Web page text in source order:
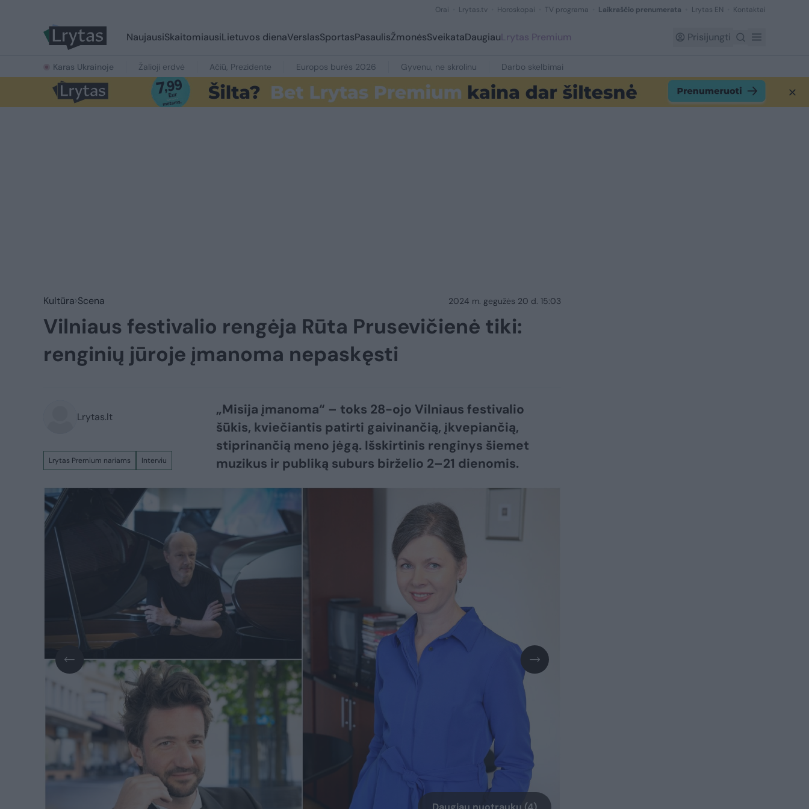
Orai Lrytas.tv Horoskopai TV programa Laikraščio prenumerata Lrytas EN Kontaktai
NaujausiSkaitomiausiLietuvos dienaVerslasSportasPasaulisŽmonėsSveikataDaugiauLrytas Premium Prisijungti
Karas Ukrainoje Žalioji erdvė Ačiū, Prezidente Europos burės 2026 Gyvenu, ne skrolinu Darbo skelbimai
Kultūra Scena 2024 m. gegužės 20 d. 15:03
Vilniaus festivalio rengėja Rūta Prusevičienė tiki:
renginių jūroje įmanoma nepaskęsti
Lrytas.lt
Lrytas Premium nariams Interviu
„Misija įmanoma“ – toks 28-ojo Vilniaus festivalio
šūkis, kviečiantis patirti gaivinančią, įkvepiančią,
stiprinančią meno jėgą. Išskirtinis renginys šiemet
muzikus ir publiką suburs birželio 2–21 dienomis.